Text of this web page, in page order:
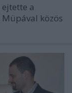
a
közös